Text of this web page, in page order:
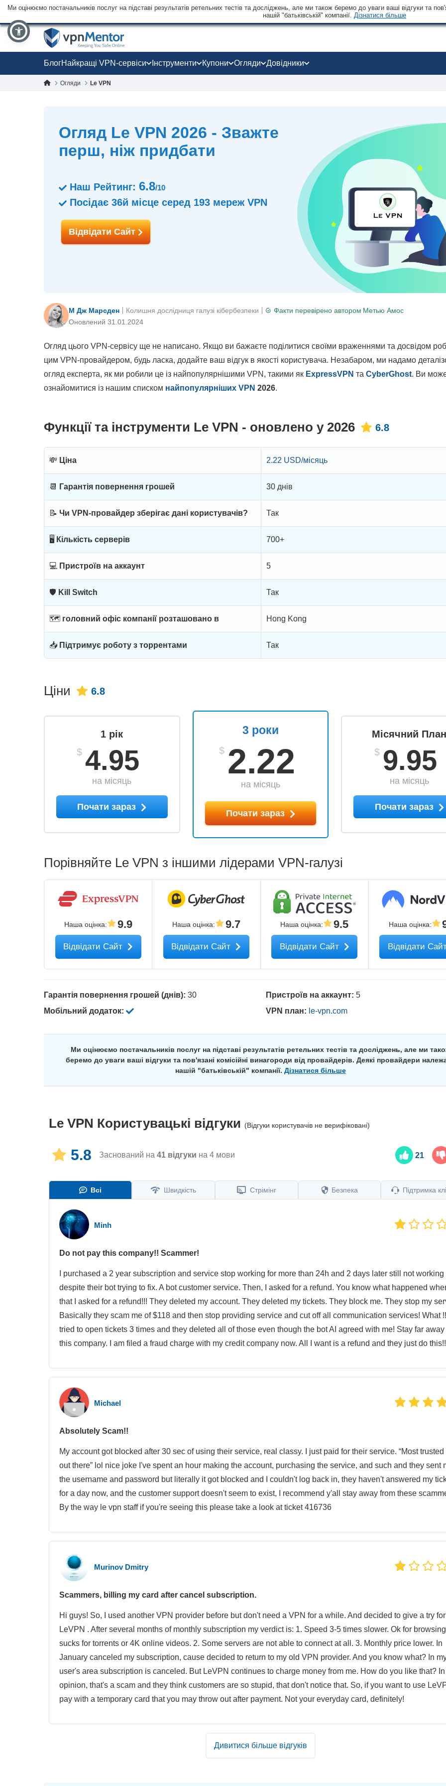
Ми оцінюємо постачальників послуг на підставі результатів ретельних тестів та досліджень, але ми також беремо до уваги ваші відгуки та
нашій "батьківській" компанії. Дізнатися більше
БлогНайкращі VPN-сервіси Інструменти Купони Огляди Довідники
Огляди Le VPN
Огляд Le VPN 2026 - Зважте
перш, ніж придбати
Наш Рейтинг: 6.8/10
Посідає 36й місце серед 193 мереж VPN
Відвідати Сайт
М Дж Марсден
Оновлений 31.01.2024
Факти перевірено автором Метью Амос
Колишня дослідниця галузі кібербезпеки
Огляд цього VPN-сервісу ще не написано. Якщо ви бажаєте поділитися своїми враженнями та досвідом
цим VPN-провайдером, будь ласка, додайте ваш відгук в якості користувача. Незабаром, ми надамо
огляд експерта, як ми робили це із найпопулярнішими VPN, такими як ExpressVPN та CyberGhost. Ви
ознайомитися із нашим списком найпопулярніших VPN 2026.
Функції та інструменти Le VPN - оновлено у 2026 6.8
💸 Ціна 2.22 USD/місяць
📆 Гарантія повернення грошей 30 днів
📝 Чи VPN-провайдер зберігає дані користувачів? Так
🖥 Кількість серверів 700+
💻 Пристроїв на аккаунт 5
🛡 Kill Switch Так
🗺 головний офіс компанії розташовано в Hong Kong
📥 Підтримує роботу з торрентами Так
Ціни 6.8
3 роки
$ 2.22
на місяць
Почати зараз
1 рік
$ 4.95
на місяць
Почати зараз
Місячний
$ 9.95
на місяць
Почати зараз
Порівняйте Le VPN з іншими лідерами VPN-галузі
Наша оцінка: 9.9
Відвідати Сайт
Наша оцінка: 9.7
Відвідати Сайт
Наша оцінка: 9.5
Відвідати Сайт
Наша оцінка:
Відвідати
Гарантія повернення грошей (днів): 30
Мобільний додаток:
Пристроїв на аккаунт: 5
VPN план: le-vpn.com
Ми оцінюємо постачальників послуг на підставі результатів ретельних тестів та досліджень, але ми
беремо до уваги ваші відгуки та пов'язані комісійні винагороди від провайдерів. Деякі провайдери
нашій "батьківській" компанії. Дізнатися більше
Le VPN Користувацькі відгуки (Відгуки користувачів не верифіковані)
5.8 Заснований на 41 відгуки на 4 мови 21
Всі Швидкість Стрімінг Безпека Підтримка
Minh
Do not pay this company!! Scammer!
I purchased a 2 year subscription and service stop working for more than 24h and 2 days later still not working
despite their bot trying to fix. A bot customer service. Then, I asked for a refund. You know what happened
that I asked for a refund!!! They deleted my account. They deleted my tickets. They block me. They stop my
Basically they scam me of $118 and then stop providing service and cut off all communication services! What
tried to open tickets 3 times and they deleted all of those even though the bot AI agreed with me! Stay far away
this company. I am filed a fraud charge with my credit company now. All I want is a refund and they just do this!!
Michael
Absolutely Scam!!
My account got blocked after 30 sec of using their service, real classy. I just paid for their service. “Most trusted
out there” lol nice joke I've spent an hour making the account, purchasing the service, and such and they sent
the username and password but literally it got blocked and I couldn't log back in, they haven't answered my
for a day now, and the customer support doesn't seem to exist, I recommend y'all stay away from these
By the way le vpn staff if you're seeing this please take a look at ticket 416736
Murinov Dmitry
Scammers, billing my card after cancel subscription.
Hi guys! So, I used another VPN provider before but don't need a VPN for a while. And decided to give a try for
LeVPN . After several months of monthly subscription my verdict is: 1. Speed 3-5 times slower. Ok for
sucks for torrents or 4K online videos. 2. Some servers are not able to connect at all. 3. Monthly price lower. In
January canceled my subscription, cause decided to return to my old VPN provider. And you know what? In
user's area subscription is canceled. But LeVPN continues to charge money from me. How do you like that?
opinion, that's a scam and they think customers are so stupid, that don't notice that. So, if you want to use
pay with a temporary card that you may throw out after payment. Not your everyday card, definitely!
Дивитися більше відгуків